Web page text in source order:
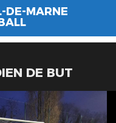
DE-MARNE
DE BUT